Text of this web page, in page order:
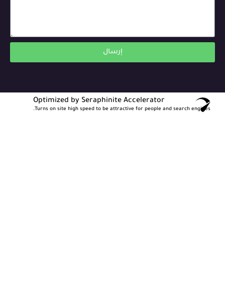
إرسال
Optimized by Seraphinite Accelerator
Turns on site high speed to be attractive for people and search engines.